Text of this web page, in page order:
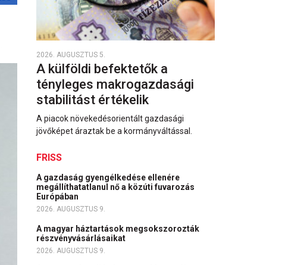
2026. AUGUSZTUS 5.
A külföldi befektetők a
tényleges makrogazdasági
stabilitást értékelik
A piacok növekedésorientált gazdasági
jövőképet áraztak be a kormányváltással.
FRISS
A gazdaság gyengélkedése ellenére
megállíthatatlanul nő a közúti fuvarozás
Európában
2026. AUGUSZTUS 9.
A magyar háztartások megsokszorozták
részvényvásárlásaikat
2026. AUGUSZTUS 9.